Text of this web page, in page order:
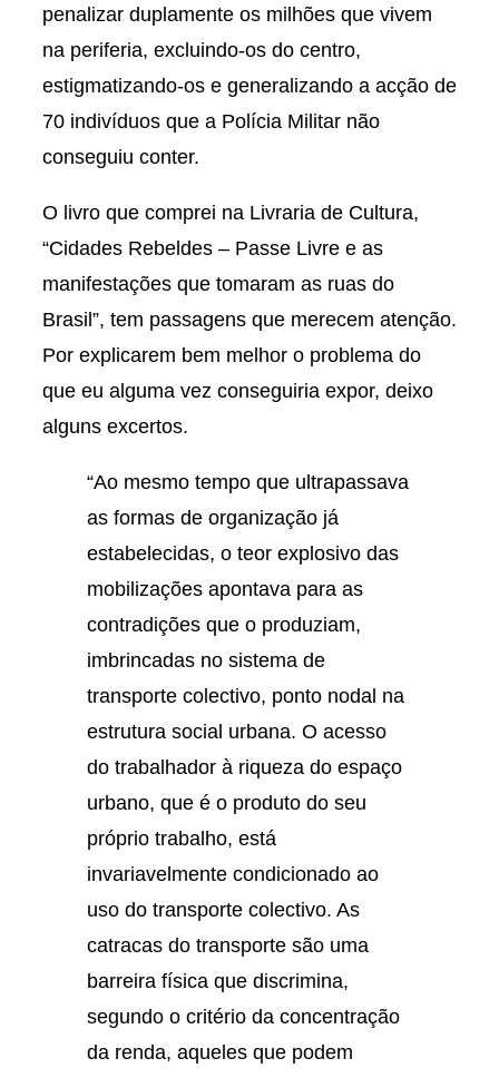
penalizar duplamente os milhões que vivem
na periferia, excluindo-os do centro,
estigmatizando-os e generalizando a acção de
70 indivíduos que a Polícia Militar não
conseguiu conter.
O livro que comprei na Livraria de Cultura,
“Cidades Rebeldes – Passe Livre e as
manifestações que tomaram as ruas do
Brasil”, tem passagens que merecem atenção.
Por explicarem bem melhor o problema do
que eu alguma vez conseguiria expor, deixo
alguns excertos.
“Ao mesmo tempo que ultrapassava
as formas de organização já
estabelecidas, o teor explosivo das
mobilizações apontava para as
contradições que o produziam,
imbrincadas no sistema de
transporte colectivo, ponto nodal na
estrutura social urbana. O acesso
do trabalhador à riqueza do espaço
urbano, que é o produto do seu
próprio trabalho, está
invariavelmente condicionado ao
uso do transporte colectivo. As
catracas do transporte são uma
barreira física que discrimina,
segundo o critério da concentração
da renda, aqueles que podem